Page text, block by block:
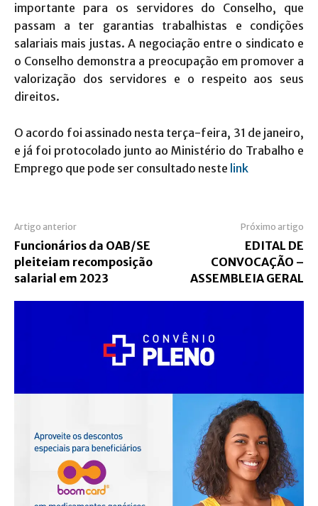
importante para os servidores do Conselho, que
passam a ter garantias trabalhistas e condições
salariais mais justas. A negociação entre o sindicato e
o Conselho demonstra a preocupação em promover a
valorização dos servidores e o respeito aos seus
direitos.
O acordo foi assinado nesta terça-feira, 31 de janeiro,
e já foi protocolado junto ao Ministério do Trabalho e
Emprego que pode ser consultado neste link
Artigo anterior
Funcionários da OAB/SE
pleiteiam recomposição
salarial em 2023
Próximo artigo
EDITAL DE
CONVOCAÇÃO –
ASSEMBLEIA GERAL